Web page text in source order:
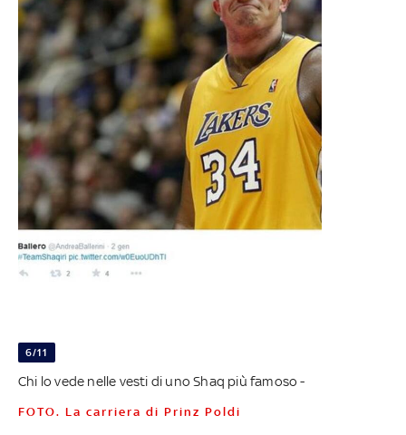
6/11
Chi lo vede nelle vesti di uno Shaq più famoso -
FOTO. La carriera di Prinz Poldi